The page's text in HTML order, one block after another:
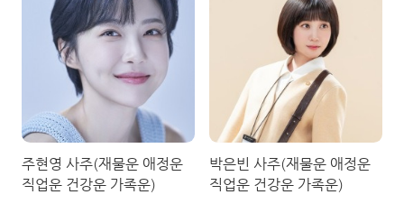
주현영 사주(재물운 애정운
직업운 건강운 가족운)
박은빈 사주(재물운 애정운
직업운 건강운 가족운)